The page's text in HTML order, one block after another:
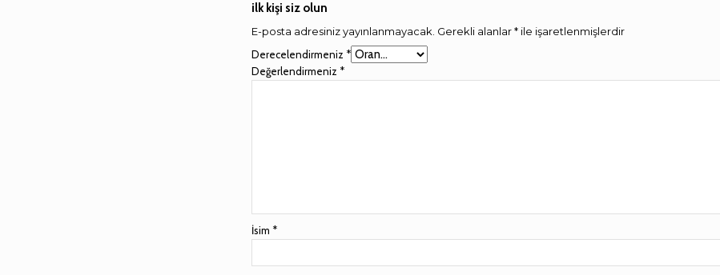
ilk kişi siz olun
E-posta adresiniz yayınlanmayacak. Gerekli alanlar* ile işaretlenmişlerdir
Derecelendirmeniz *
Değerlendirmeniz *
İsim *